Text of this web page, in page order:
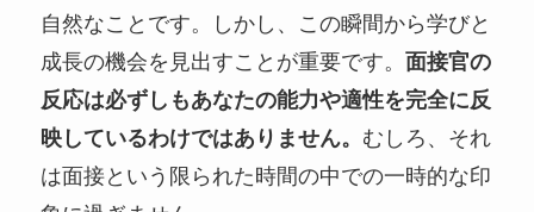
自然なことです。しかし、この瞬間から学びと
成長の機会を見出すことが重要です。 面接官の
反応は必ずしもあなたの能力や適性を完全に反
映しているわけではありません。 むしろ、それ
は面接という限られた時間の中での一時的な印